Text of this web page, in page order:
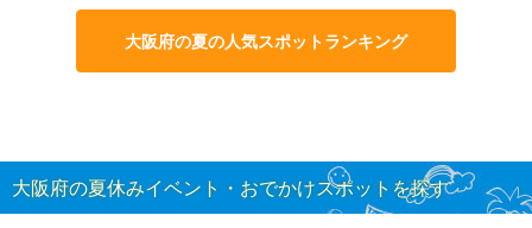
大阪府の夏の人気スポットランキング
大阪府の夏休みイベント・おでかけスポットを探す